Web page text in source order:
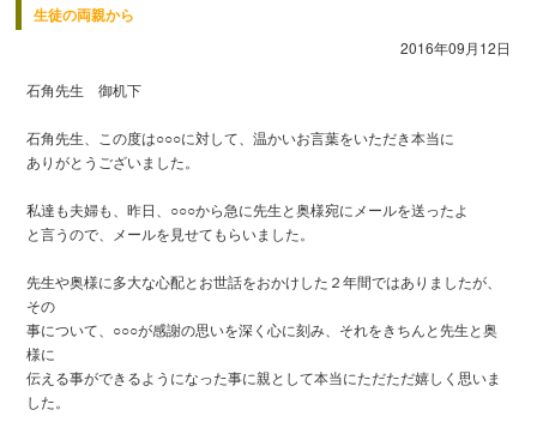
生徒の両親から
2016年09月12日
石角先生 御机下
石角先生、この度は○○○に対して、温かいお言葉をいただき本当に
ありがとうございました。
私達も夫婦も、昨日、○○○から急に先生と奥様宛にメールを送ったよ
と言うので、メールを見せてもらいました。
先生や奥様に多大な心配とお世話をおかけした２年間ではありましたが、
その
事について、○○○が感謝の思いを深く心に刻み、それをきちんと先生と奥
様に
伝える事ができるようになった事に親として本当にただただ嬉しく思いま
した。